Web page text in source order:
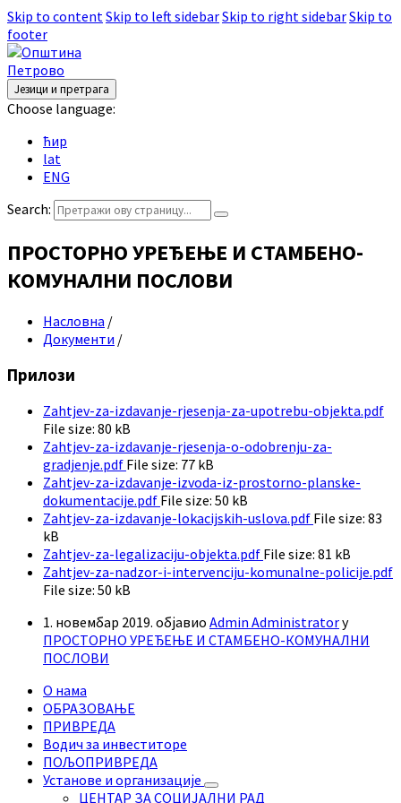
Skip to contentSkip to left sidebarSkip to right sidebarSkip to
footer
Језици и претрага
Choose language:
ћир
lat
ENG
Search:
ПРОСТОРНО УРЕЂЕЊЕ И СТАМБЕНО-
КОМУНАЛНИ ПОСЛОВИ
Насловна /
Документи /
Прилози
Zahtjev-za-izdavanje-rjesenja-za-upotrebu-objekta.pdf
File size: 80 kB
Zahtjev-za-izdavanje-rjesenja-o-odobrenju-za-
gradjenje.pdf File size: 77 kB
Zahtjev-za-izdavanje-izvoda-iz-prostorno-planske-
dokumentacije.pdf File size: 50 kB
Zahtjev-za-izdavanje-lokacijskih-uslova.pdf File size: 83
kB
Zahtjev-za-legalizaciju-objekta.pdf File size: 81 kB
Zahtjev-za-nadzor-i-intervenciju-komunalne-policije.pdf
File size: 50 kB
1. новембар 2019. објавио Admin Administratorу
ПРОСТОРНО УРЕЂЕЊЕ И СТАМБЕНО-КОМУНАЛНИ
ПОСЛОВИ
О нама
ОБРАЗОВАЊЕ
ПРИВРЕДА
Водич за инвеститоре
ПОЉОПРИВРЕДА
Установе и организације
ЦЕНТАР ЗА СОЦИЈАЛНИ РАД